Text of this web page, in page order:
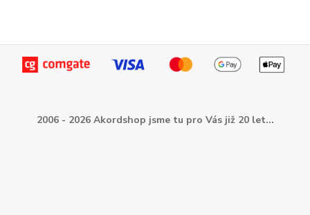
2006 - 2026 Akordshop jsme tu pro Vás již 20 let...